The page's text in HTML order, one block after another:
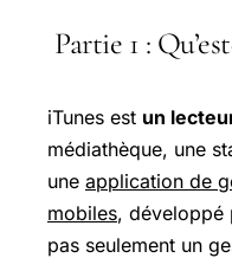
Partie 1 :
iTunes est un
médiathèque, une
une application de
mobiles, développé
pas seulement un